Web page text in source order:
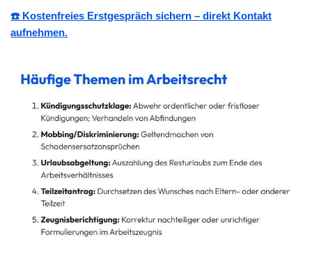
☎️ Kostenfreies Erstgespräch sichern – direkt Kontakt
aufnehmen.